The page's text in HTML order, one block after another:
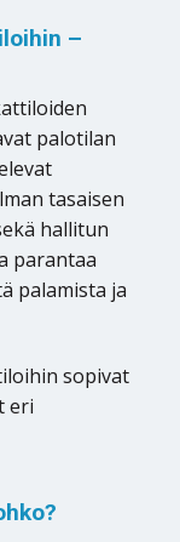
–
palotilan
tasaisen
hallitun
parantaa
palamista ja
sopivat
eri